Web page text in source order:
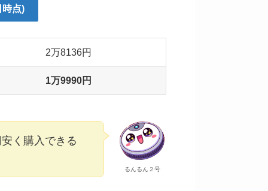
時点)
2万8136円
1万9990円
るんるん２号
く購入できる